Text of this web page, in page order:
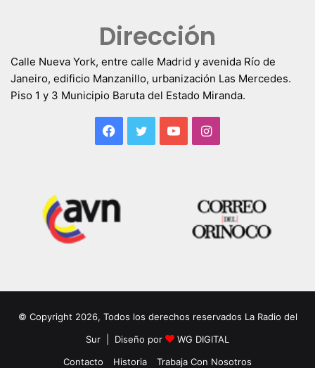
Dirección
Calle Nueva York, entre calle Madrid y avenida Río de
Janeiro, edificio Manzanillo, urbanización Las Mercedes.
Piso 1 y 3 Municipio Baruta del Estado Miranda.
Facebook
TwitterYouTubeInstagram
© Copyright 2026, Todos los derechos reservados La Radio del
Sur | Diseño por
WG DIGITAL
Contacto
Historia Trabaja Con Nosotros